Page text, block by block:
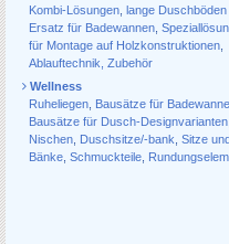
Kombi-Lösungen lange Duschböden
Ersatz für Badewannen
für Montage auf Holzkonstruktionen
Ablauf­technik, Zubehör
Wellness
Ruheliegen
Bausätze für
Bausätze für Dusch-Designvarianten
Nischen
Duschsitze/-bank Sitze und
Bänke Schmuckteile